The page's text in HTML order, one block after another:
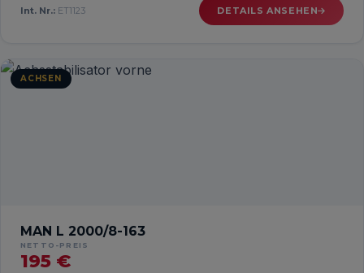
Int. Nr.: ET1123 DETAILS ANSEHEN
ACHSEN
MAN L 2000/8-163
NETTO-PREIS
195 €